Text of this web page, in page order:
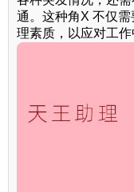
通。这种角X 不仅
理素质，以应对工作